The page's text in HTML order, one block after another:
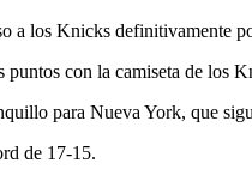
a los Knicks definitivamente
con la camiseta de
para Nueva York, que
de 17-15.